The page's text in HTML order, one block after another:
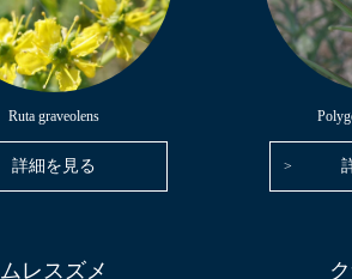
Ruta graveolens
詳細を見る
ムレスズメ